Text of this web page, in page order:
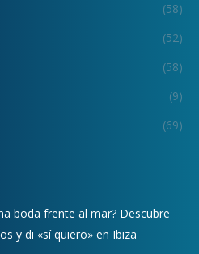
(58)
(52)
(58)
(9)
(69)
boda frente al mar? Descubre
y di «sí quiero» en Ibiza